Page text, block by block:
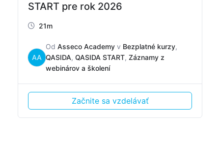
START pre rok 2026
21m
AA
Od Asseco Academy v Bezplatné kurzy,
QASIDA, QASIDA START, Záznamy z
webinárov a školení
Začnite sa vzdelávať